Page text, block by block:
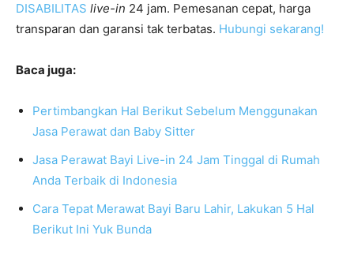
DISABILITAS live-in 24 jam. Pemesanan cepat, harga
transparan dan garansi tak terbatas. Hubungi sekarang!
Baca juga:
Pertimbangkan Hal Berikut Sebelum Menggunakan
Jasa Perawat dan Baby Sitter
Jasa Perawat Bayi Live-in 24 Jam Tinggal di Rumah
Anda Terbaik di Indonesia
Cara Tepat Merawat Bayi Baru Lahir, Lakukan 5 Hal
Berikut Ini Yuk Bunda